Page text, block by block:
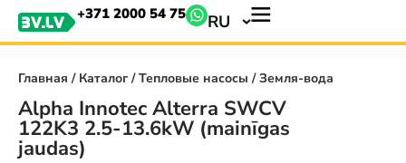
+371 2000 54 75 RU
Главная / Каталог/Тепловые насосы / Земля-вода
Alpha Innotec Alterra SWCV
122K3 2.5-13.6kW (mainīgas
jaudas)